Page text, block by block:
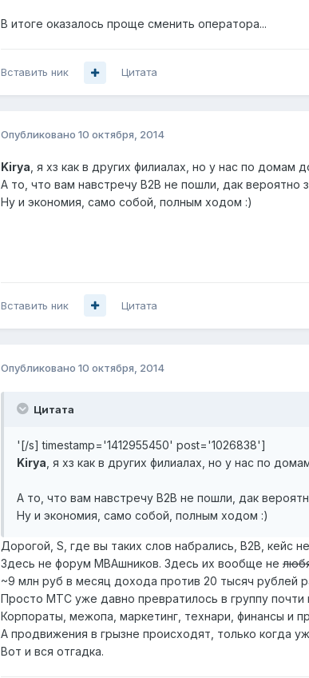
В итоге оказалось проще сменить оператора...
Вставить ник Цитата
Опубликовано 10 октября, 2014
Kirya , я хз как в других филиалах, но у нас по домам
А то, что вам навстречу В2В не пошли, дак вероятно
Ну и экономия, само собой, полным ходом :)
Вставить ник Цитата
Опубликовано 10 октября, 2014
Цитата
'[/s] timestamp='1412955450' post='1026838']
Kirya , я хз как в других филиалах, но у нас по
А то, что вам навстречу В2В не пошли, дак
Ну и экономия, само собой, полным ходом :)
Дорогой, S, где вы таких слов набрались, B2B, кейс
Здесь не форум МВАшников. Здесь их вообще не
~9 млн руб в месяц дохода против 20 тысяч рублей
Просто МТС уже давно превратилось в группу
Корпораты, межопа, маркетинг, технари, финансы и
А продвижения в грызне происходят, только когда
Вот и вся отгадка.